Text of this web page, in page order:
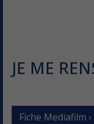
JE ME
Fiche Mediafilm ›